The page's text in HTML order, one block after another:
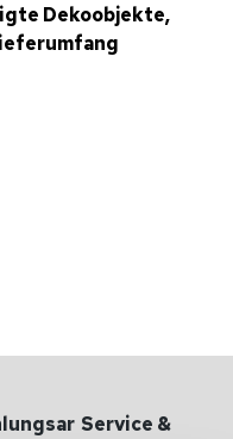
Dekoobjekte,
Service &